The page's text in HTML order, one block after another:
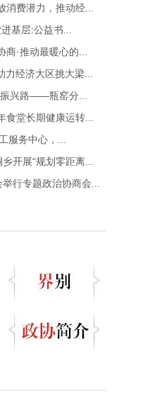
消费潜力，推动经...
基层:公益书...
商·推动最暖心的...
经济大区挑大梁...
振兴路——瓶窑分...
食堂长期健康运转...
服务中心，...
开展“规划零距离...
行专题政治协商会...